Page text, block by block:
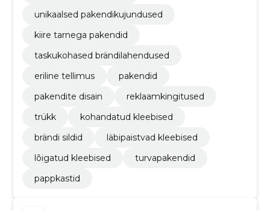
unikaalsed pakendikujundused
kiire tarnega pakendid
taskukohased brändilahendused
eriline tellimus
pakendid
pakendite disain
reklaamkingitused
trükk
kohandatud kleebised
brändi sildid
läbipaistvad kleebised
lõigatud kleebised
turvapakendid
pappkastid